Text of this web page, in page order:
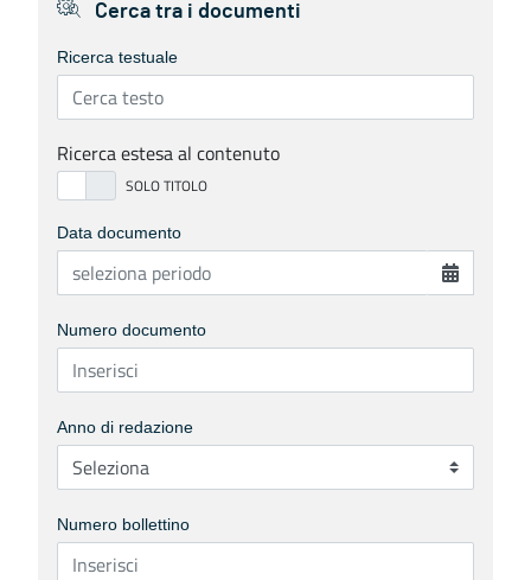
Cerca tra i documenti
Ricerca testuale
Ricerca estesa al contenuto
Data documento
Numero documento
Anno di redazione
Numero bollettino